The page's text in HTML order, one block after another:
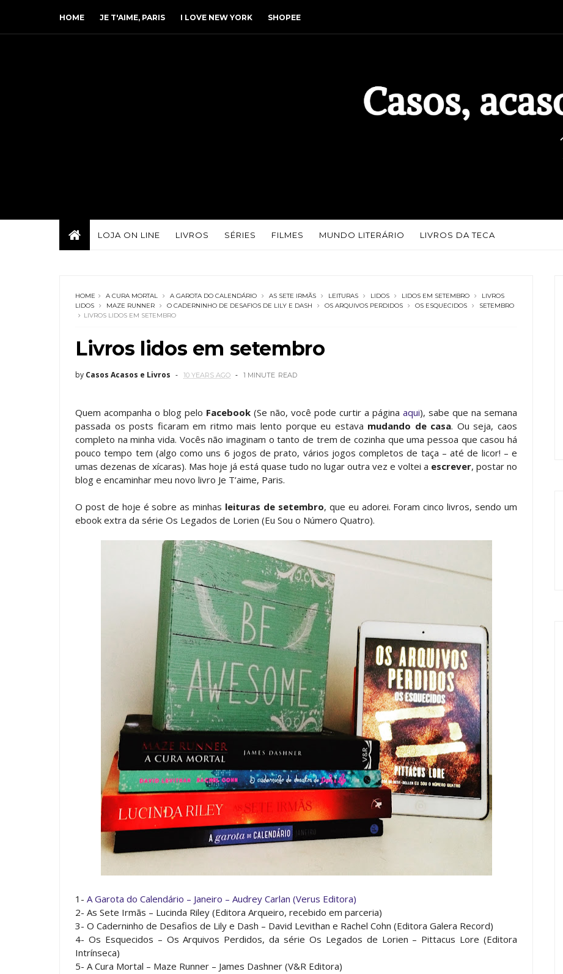
HOME JE T'AIME, PARIS I LOVE NEW YORK SHOPEE
LOJA ON LINE LIVROS SÉRIES FILMES MUNDO LITERÁRIO LIVROS DA TECA
HOME A CURA MORTAL A GAROTA DO CALENDÁRIO AS SETE IRMÃS LEITURAS LIDOS LIDOS EM SETEMBRO
LIVROS
LIDOS
MAZE RUNNER O CADERNINHO DE DESAFIOS DE LILY E DASH OS ARQUIVOS PERDIDOS OS ESQUECIDOS
SETEMBRO
LIVROS LIDOS EM SETEMBRO
Livros lidos em setembro
by Casos Acasos e Livros 10 YEARS AGO 1 MINUTE READ
Quem acompanha o blog pelo Facebook (Se não, você pode curtir a página aqui), sabe que na semana
passada os posts ficaram em ritmo mais lento porque eu estava mudando de casa. Ou seja, caos
completo na minha vida. Vocês não imaginam o tanto de trem de cozinha que uma pessoa que casou há
pouco tempo tem (algo como uns 6 jogos de prato, vários jogos completos de taça – até de licor! – e
umas dezenas de xícaras). Mas hoje já está quase tudo no lugar outra vez e voltei a escrever, postar no
blog e encaminhar meu novo livro Je T’aime, Paris.
O post de hoje é sobre as minhas leituras de setembro, que eu adorei. Foram cinco livros, sendo um
ebook extra da série Os Legados de Lorien (Eu Sou o Número Quatro).
1- A Garota do Calendário – Janeiro – Audrey Carlan (Verus Editora)
2- As Sete Irmãs – Lucinda Riley (Editora Arqueiro, recebido em parceria)
3- O Caderninho de Desafios de Lily e Dash – David Levithan e Rachel Cohn (Editora Galera Record)
4- Os Esquecidos – Os Arquivos Perdidos, da série Os Legados de Lorien – Pittacus Lore (Editora
Intrínseca)
5- A Cura Mortal – Maze Runner – James Dashner (V&R Editora)